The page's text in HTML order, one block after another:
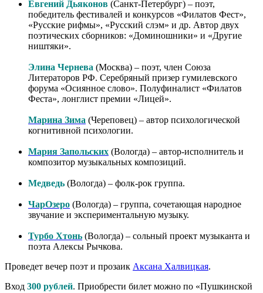
Евгений Дьяконов (Санкт-Петербург) – поэт,
победитель фестивалей и конкурсов «Филатов Фест»,
«Русские рифмы», «Русский слэм» и др. Автор двух
поэтических сборников: «Доминошники» и «Другие
ништяки».
Элина Чернева (Москва) – поэт, член Союза
Литераторов РФ. Серебряный призер гумилевского
форума «Осиянное слово». Полуфиналист «Филатов
Феста», лонглист премии «Лицей».
Марина Зима (Череповец) – автор психологической
когнитивной психологии.
Мария Запольских (Вологда) – автор-исполнитель и
композитор музыкальных композиций.
Медведь (Вологда) – фолк-рок группа.
ЧарОзеро (Вологда) – группа, сочетающая народное
звучание и экспериментальную музыку.
Турбо Хтонь (Вологда) – сольный проект музыканта и
поэта Алексы Рычкова.
Проведет вечер поэт и прозаик Аксана Халвицкая.
Вход 300 рублей. Приобрести билет можно по «Пушкинской